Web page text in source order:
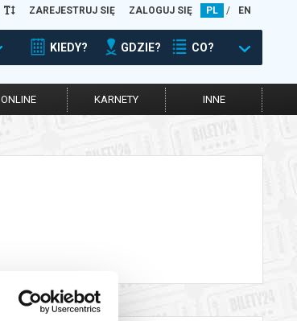
ZAREJESTRUJ SIĘ ZALOGUJ SIĘ PL / EN
KIEDY? GDZIE? CO?
ONLINE KARNETY INNE